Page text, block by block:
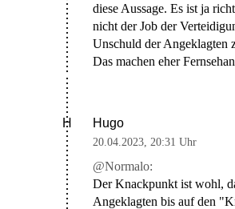
diese Aussage. Es ist ja
nicht der Job der
Unschuld der Angeklagten
Das machen eher
H Hugo
20.04.2023 20:31 Uhr
@Normalo:
Der Knackpunkt ist wohl,
Angeklagten bis auf den